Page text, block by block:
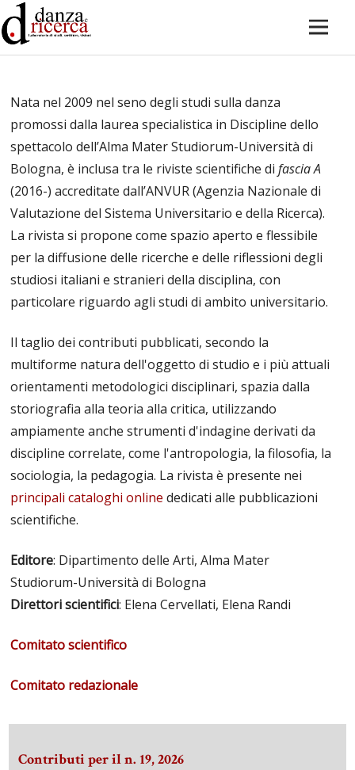
Nata nel 2009 nel seno degli studi sulla danza
promossi dalla laurea specialistica in Discipline dello
spettacolo dell’Alma Mater Studiorum-Università di
Bologna, è inclusa tra le riviste scientifiche difascia A
(2016-) accreditate dall’ANVUR (Agenzia Nazionale di
Valutazione del Sistema Universitario e della Ricerca).
La rivista si propone come spazio aperto e flessibile
per la diffusione delle ricerche e delle riflessioni degli
studiosi italiani e stranieri della disciplina, con
particolare riguardo agli studi di ambito universitario.
Il taglio dei contributi pubblicati, secondo la
multiforme natura dell'oggetto di studio e i più attuali
orientamenti metodologici disciplinari, spazia dalla
storiografia alla teoria alla critica, utilizzando
ampiamente anche strumenti d'indagine derivati da
discipline correlate, come l'antropologia, la filosofia, la
sociologia, la pedagogia. La rivista è presente nei
principali cataloghi online dedicati alle pubblicazioni
scientifiche.
Editore: Dipartimento delle Arti, Alma Mater
Studiorum-Università di Bologna
Direttori scientifici: Elena Cervellati, Elena Randi
Comitato scientifico
Comitato redazionale
Contributi per il n. 19, 2026